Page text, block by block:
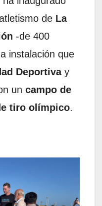
de La
-de 400
instalación que
Deportivay
un campo de
tiro olímpico.